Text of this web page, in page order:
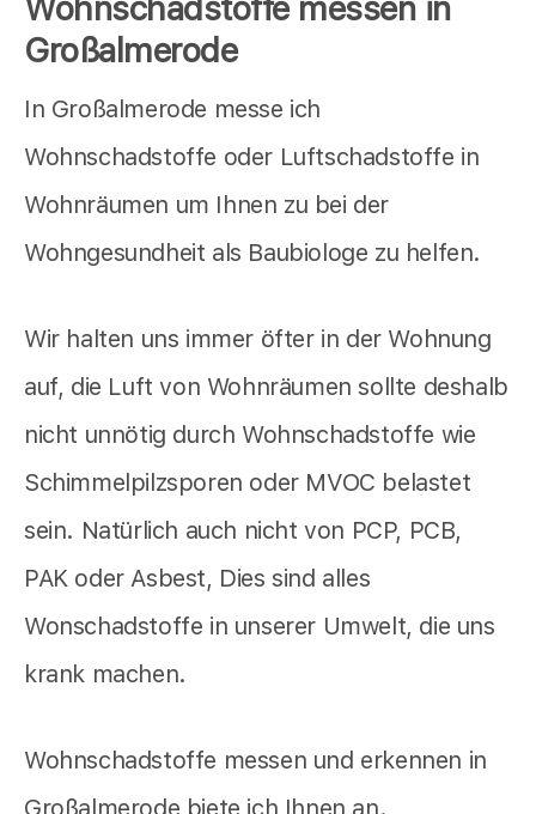
Großalmerode
In Großalmerode messe ich
Wohnschadstoffe oder Luftschadstoffe in
Wohnräumen um Ihnen zu bei der
Wohngesundheit als Baubiologe zu helfen.
Wir halten uns immer öfter in der Wohnung
auf, die Luft von Wohnräumen sollte deshalb
nicht unnötig durch Wohnschadstoffe wie
Schimmelpilzsporen oder MVOC belastet
sein. Natürlich auch nicht von PCP, PCB,
PAK oder Asbest, Dies sind alles
Wonschadstoffe in unserer Umwelt, die uns
krank machen.
Wohnschadstoffe messen und erkennen in
Großalmerode biete ich Ihnen an.